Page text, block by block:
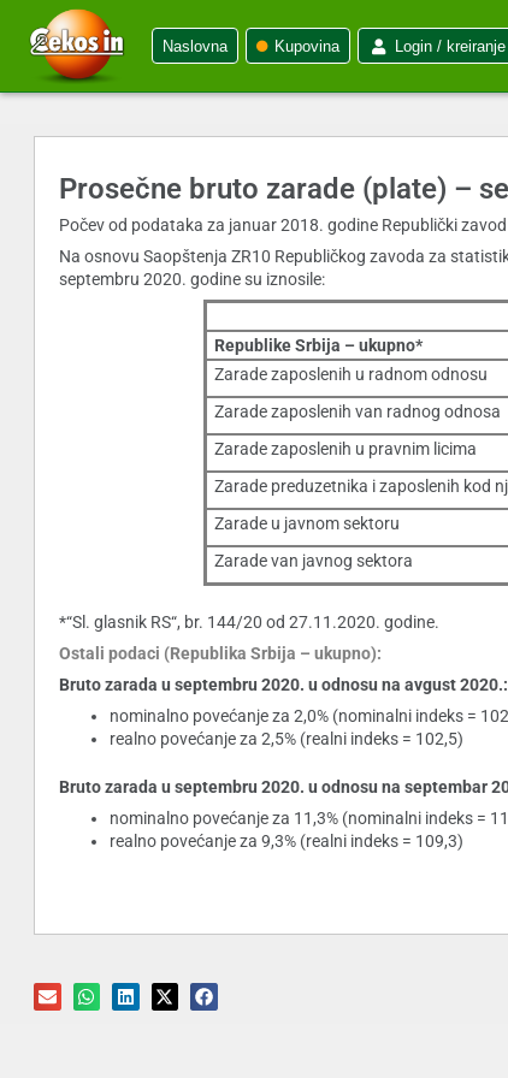
Naslovna Kupovina Login /
Prosečne bruto zarade (plate) –
Počev od podataka za januar 2018. godine Republički
Na osnovu Saopštenja ZR10 Republičkog zavoda za
septembru 2020. godine su iznosile:
Republike Srbija – ukupno*
Zarade zaposlenih u radnom odnosu
Zarade zaposlenih van radnog odnosa
Zarade zaposlenih u pravnim licima
Zarade preduzetnika i zaposlenih kod
Zarade u javnom sektoru
Zarade van javnog sektora
*“Sl. glasnik RS“, br. 144/20 od 27.11.2020. godine.
Ostali podaci (Republika Srbija – ukupno):
Bruto zarada u septembru 2020. u odnosu na avgust 2020.:
nominalno povećanje za 2,0% (nominalni indeks =
realno povećanje za 2,5% (realni indeks = 102,5)
Bruto zarada u septembru 2020. u odnosu na septembar
nominalno povećanje za 11,3% (nominalni indeks =
realno povećanje za 9,3% (realni indeks = 109,3)